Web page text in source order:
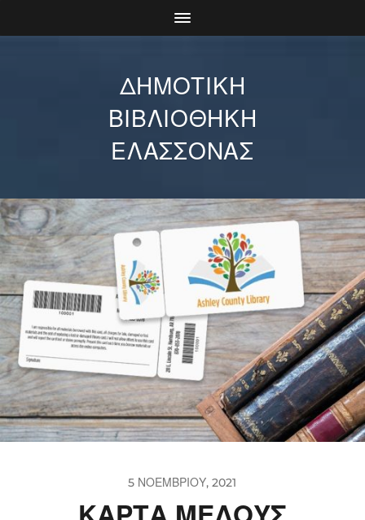
ΔΗΜΟΤΙΚΗ
ΒΙΒΛΙΟΘΗΚΗ
ΕΛΑΣΣΟΝΑΣ
5 ΝΟΕΜΒΡΊΟΥ, 2021